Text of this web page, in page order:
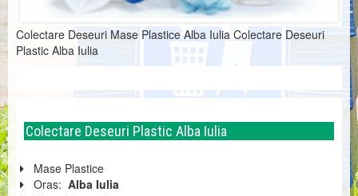
Colectare Deseuri Mase Plastice Alba Iulia Colectare Deseuri
Plastic Alba Iulia
Colectare Deseuri Plastic Alba Iulia
Mase Plastice
Oras: Alba Iulia